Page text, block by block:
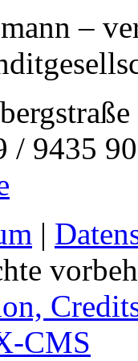
–
/ 9435
|
CMS